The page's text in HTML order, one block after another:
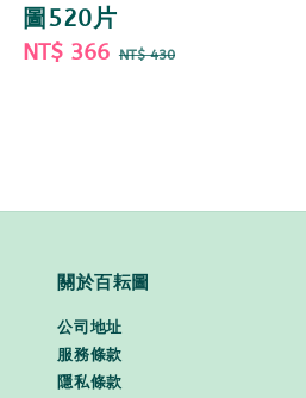
圖520片
Sale
NT$ 366 Regular
NT$ 430
關於百耘圖
公司地址
服務條款
隱私條款